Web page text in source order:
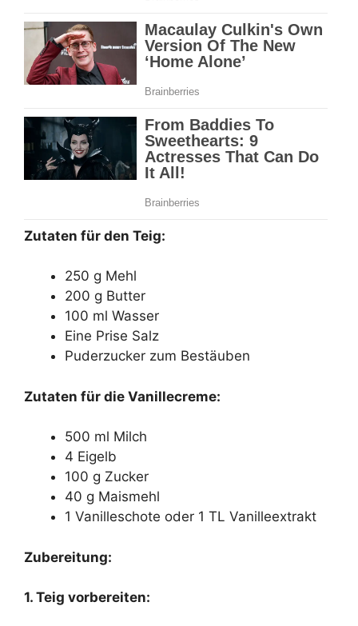
Zutaten für den Teig:
250 g Mehl
200 g Butter
100 ml Wasser
Eine Prise Salz
Puderzucker zum Bestäuben
Zutaten für die Vanillecreme:
500 ml Milch
4 Eigelb
100 g Zucker
40 g Maismehl
1 Vanilleschote oder 1 TL Vanilleextrakt
Zubereitung:
1. Teig vorbereiten: